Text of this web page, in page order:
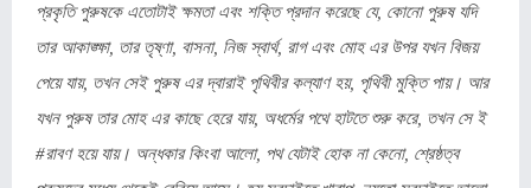
প্রকৃতি পুরুষকে এতোটাই ক্ষমতা এবং শক্তি প্রদান করেছে যে, কোনো পুরুষ যদি
তার আকাঙ্ক্ষা, তার তৃষ্ণা, বাসনা, নিজ স্বার্থ, রাগ এবং মোহ এর উপর যখন বিজয়
পেয়ে যায়, তখন সেই পুরুষ এর দ্বারাই পৃথিবীর কল্যাণ হয়, পৃথিবী মুক্তি পায়। আর
যখন পুরুষ তার মোহ এর কাছে হেরে যায়, অধর্মের পথে হাটতে শুরু করে, তখন সে ই
#রাবণ হয়ে যায়। অন্ধকার কিংবা আলো, পথ যেটাই হোক না কেনো, শ্রেষ্ঠত্ব